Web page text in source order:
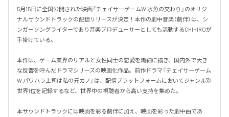
5月15日に全国公開された映画『チェイサーゲームW 水魚の交わり』のオリジ
ナルサウンドトラックの配信リリースが決定！本作の劇中音楽（劇伴）は、シ
ンガーソングライターであり音楽プロデューサーとしても活動するCHIHIROが
手掛けている。
本作は、ゲーム業界のリアルと女性同士の恋愛を繊細に描き、国内外で大き
な反響を呼んだドラマシリーズの映画化作品。前作ドラマ『チェイサーゲーム
W パワハラ上司は私の元カノ』は、配信プラットフォームにおいてジャンル別
世界1位を記録するなど、世界中の視聴者から高い支持を集めた。
本サウンドトラックには映画を彩る劇伴に加え、映画を彩った劇中曲であ